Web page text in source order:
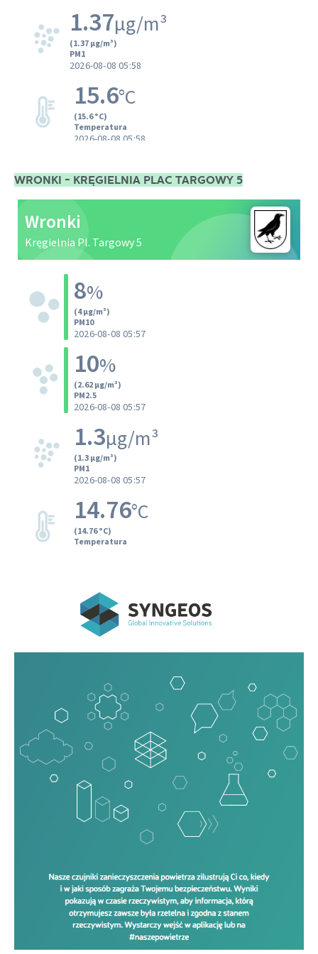
WRONKI - KRĘGIELNIA PLAC TARGOWY 5